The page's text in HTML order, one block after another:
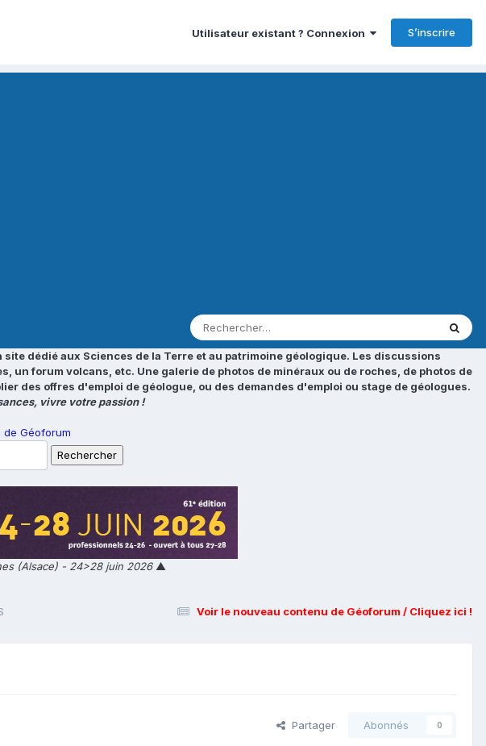
Utilisateur existant ? Connexion S’inscrire
dédié aux Sciences de la Terre et au patrimoine géologique. Les discussions
forum volcans, etc. Une galerie de photos de minéraux ou de roches, de photos de
des offres d'emploi de géologue, ou des demandes d'emploi ou stage de géologues.
vivre votre passion !
Géoforum
(Alsace) - 24>28 juin 2026▲
Voir le nouveau contenu de Géoforum / Cliquez ici !
Partager Abonnés 0